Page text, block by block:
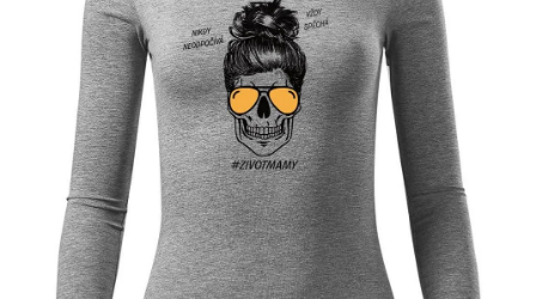
OKAMŽITĚ K ODBĚRU
MÁM SRDCE POMÁHÁM
VÁNOCE